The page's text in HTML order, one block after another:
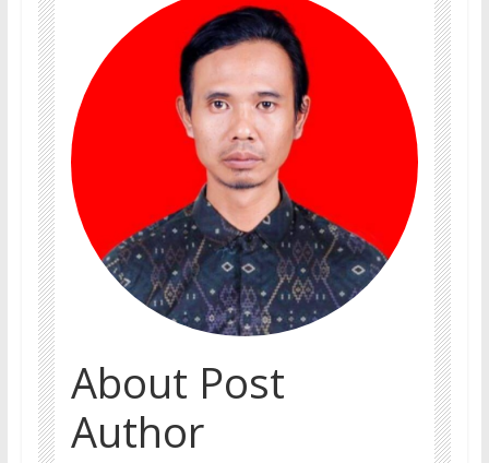
About Post
Author